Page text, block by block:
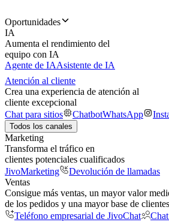
Oportunidades
IA
Aumenta el rendimiento del
equipo con IA
Agente de IAAsistente de IA
Atención al cliente
Crea una experiencia de atención al
cliente excepcional
Chat para sitios
ChatbotWhatsApp
Todos los canales
Marketing
Transforma el tráfico en
clientes potenciales cualificados
JivoMarketing
Devolución de llamadas
Ventas
Consigue más ventas, un mayor valor
de los pedidos y una mayor base de clientes
Teléfono empresarial de JivoChat